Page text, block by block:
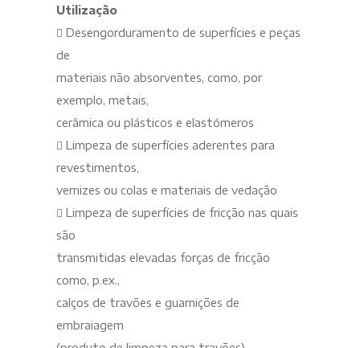
Utilização
 Desengorduramento de superfícies e peças
de
materiais não absorventes, como, por
exemplo, metais,
cerâmica ou plásticos e elastómeros
 Limpeza de superfícies aderentes para
revestimentos,
vernizes ou colas e materiais de vedação
 Limpeza de superfícies de fricção nas quais
são
transmitidas elevadas forças de fricção
como, p.ex.,
calços de travões e guarnições de
embraiagem